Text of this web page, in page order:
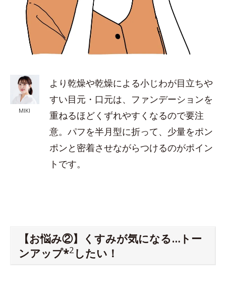
MIKI
より乾燥や乾燥による小じわが目立ちや
すい目元・口元は、ファンデーションを
重ねるほどくずれやすくなるので要注
意。パフを半月型に折って、少量をポン
ポンと密着させながらつけるのがポイン
トです。
【お悩み②】くすみが気になる…トー
ンアップ*2 したい！